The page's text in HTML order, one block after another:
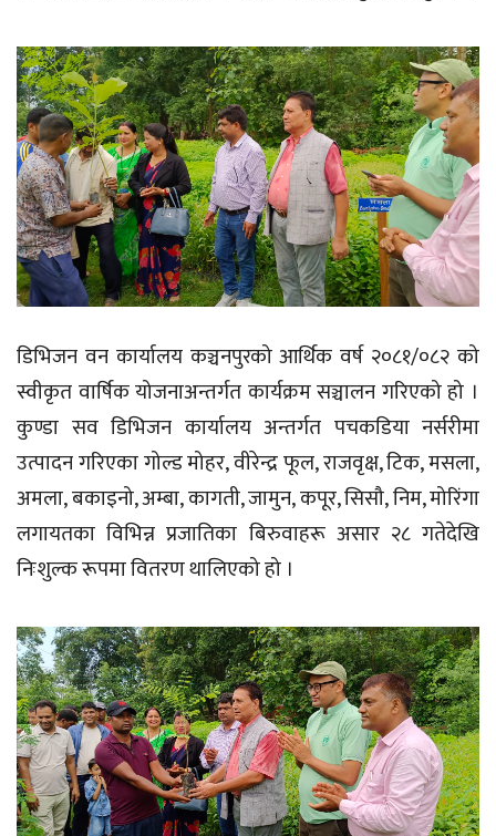
डिभिजन वन कार्यालय कञ्चनपुरको आर्थिक वर्ष २०८१/०८२ को
स्वीकृत वार्षिक योजनाअन्तर्गत कार्यक्रम सञ्चालन गरिएको हो ।
कुण्डा सव डिभिजन कार्यालय अन्तर्गत पचकडिया नर्सरीमा
उत्पादन गरिएका गोल्ड मोहर, वीरेन्द्र फूल, राजवृक्ष, टिक, मसला,
अमला, बकाइनो, अम्बा, कागती, जामुन, कपूर, सिसौ, निम, मोरिंगा
लगायतका विभिन्न प्रजातिका बिरुवाहरू असार २८ गतेदेखि
निःशुल्क रूपमा वितरण थालिएको हो ।